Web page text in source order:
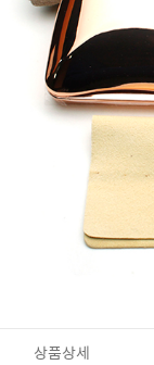
상품상세